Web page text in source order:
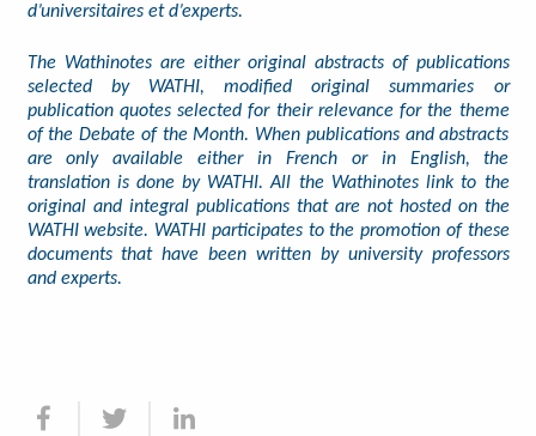
d’universitaires et d’experts.
The Wathinotes are either original abstracts of publications
selected by WATHI, modified original summaries or
publication quotes selected for their relevance for the theme
of the Debate of the Month. When publications and abstracts
are only available either in French or in English, the
translation is done by WATHI. All the Wathinotes link to the
original and integral publications that are not hosted on the
WATHI website. WATHI participates to the promotion of these
documents that have been written by university professors
and experts.